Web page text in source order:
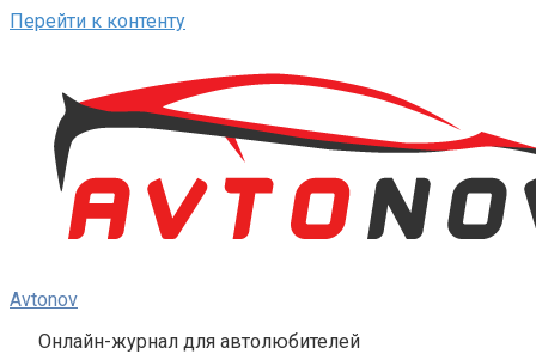
Перейти к контенту
Avtonov
Онлайн-журнал для автолюбителей